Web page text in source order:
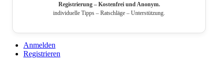
Registrierung – Kostenfrei und Anonym.
individuelle Tipps – Ratschläge – Unterstützung.
Anmelden
Registrieren